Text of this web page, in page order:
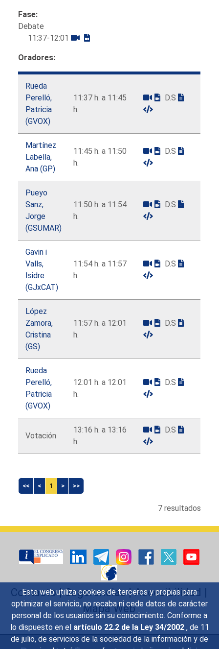
Esta web utiliza cookies de terceros y propias para
optimizar el servicio, no recaba ni cede datos de carácter
personal de los usuarios sin su conocimiento. Conforme a
lo dispuesto en el artículo 22.2 de la Ley 34/2002 , de 11
de julio, de servicios de la sociedad de la información y de
Fase:
Debate
11:37-12:01
Oradores:
Rueda
Perelló,
Patricia
(GVOX)
11:37 h. a 11:45
h.
D.S
Martínez
Labella,
Ana (GP)
11:45 h. a 11:50
h.
D.S
Pueyo
Sanz,
Jorge
(GSUMAR)
11:50 h. a 11:54
h.
D.S
Gavin i
Valls,
Isidre
(GJxCAT)
11:54 h. a 11:57
h.
D.S
López
Zamora,
Cristina
(GS)
11:57 h. a 12:01
h.
D.S
Rueda
Perelló,
Patricia
(GVOX)
12:01 h. a 12:01
h.
D.S
Votación
13:16 h. a 13:16
h.
D.S
<< < 1 > >>
7 resultados
Contacto|Sugerencias|Accesibilidad |
Mapa Web